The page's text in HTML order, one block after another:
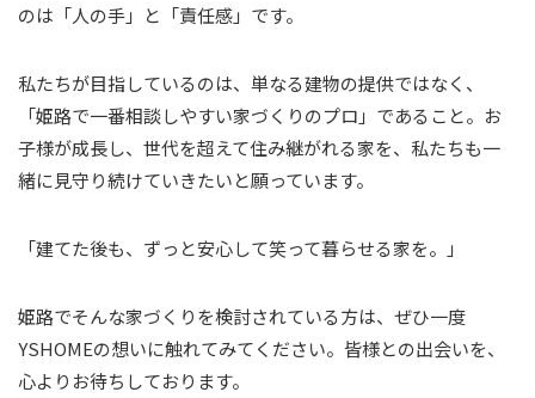
のは「人の手」と「責任感」です。
私たちが目指しているのは、単なる建物の提供ではなく、
「姫路で一番相談しやすい家づくりのプロ」であること。お
子様が成長し、世代を超えて住み継がれる家を、私たちも一
緒に見守り続けていきたいと願っています。
「建てた後も、ずっと安心して笑って暮らせる家を。」
姫路でそんな家づくりを検討されている方は、ぜひ一度
YSHOMEの想いに触れてみてください。皆様との出会いを、
心よりお待ちしております。